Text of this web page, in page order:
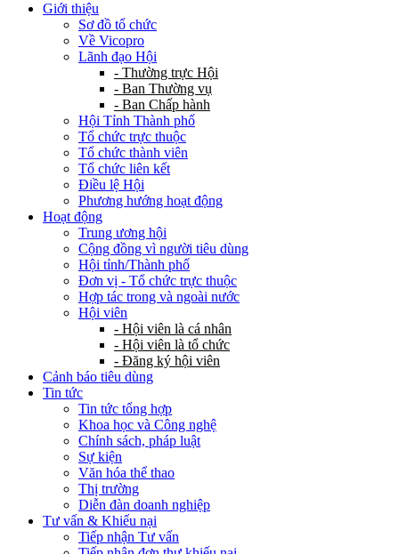
Giới thiệu
Sơ đồ tổ chức
Về Vicopro
Lãnh đạo Hội
- Thường trực Hội
- Ban Thường vụ
- Ban Chấp hành
Hội Tỉnh Thành phố
Tổ chức trực thuộc
Tổ chức thành viên
Tổ chức liên kết
Điều lệ Hội
Phương hướng hoạt động
Hoạt động
Trung ương hội
Cộng đồng vì người tiêu dùng
Hội tỉnh/Thành phố
Đơn vị - Tổ chức trực thuộc
Hợp tác trong và ngoài nước
Hội viên
- Hội viên là cá nhân
- Hội viên là tổ chức
- Đăng ký hội viên
Cảnh báo tiêu dùng
Tin tức
Tin tức tổng hợp
Khoa học và Công nghệ
Chính sách, pháp luật
Sự kiện
Văn hóa thể thao
Thị trường
Diễn đàn doanh nghiệp
Tư vấn & Khiếu nại
Tiếp nhận Tư vấn